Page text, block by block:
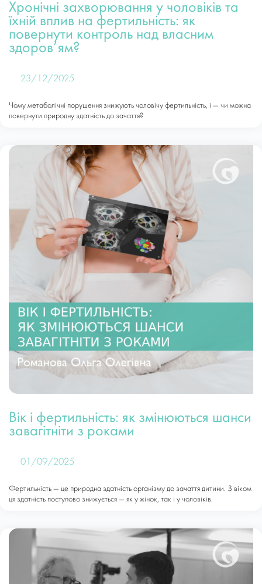
Хронічні захворювання у чоловіків та
їхній вплив на фертильність: як
повернути контроль над власним
здоров’ям?
23/12/2025
Чому метаболічні порушення знижують чоловічу фертильність, і — чи можна
повернути природну здатність до зачаття?
Вік і фертильність: як змінюються шанси
завагітніти з роками
01/09/2025
Фертильність — це природна здатність організму до зачаття дитини. З віком
ця здатність поступово знижується — як у жінок, так і у чоловіків.